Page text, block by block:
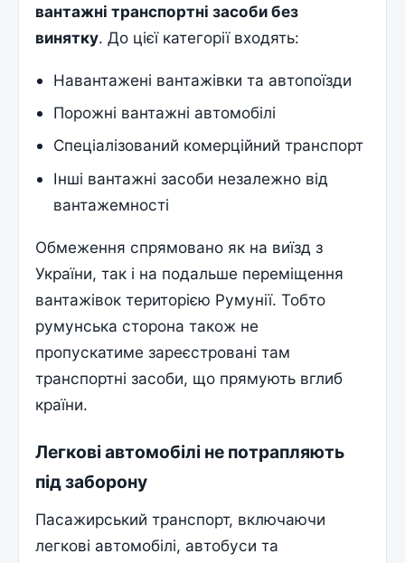
вантажні транспортні засоби без
винятку. До цієї категорії входять:
Навантажені вантажівки та автопоїзди
Порожні вантажні автомобілі
Спеціалізований комерційний транспорт
Інші вантажні засоби незалежно від
вантажемності
Обмеження спрямовано як на виїзд з
України, так і на подальше переміщення
вантажівок територією Румунії. Тобто
румунська сторона також не
пропускатиме зареєстровані там
транспортні засоби, що прямують вглиб
країни.
Легкові автомобілі не потрапляють
під заборону
Пасажирський транспорт, включаючи
легкові автомобілі, автобуси та